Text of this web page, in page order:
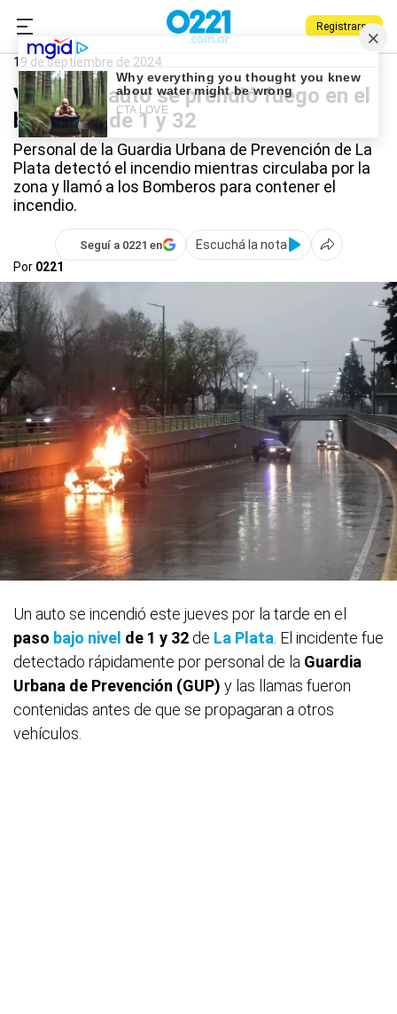
Registrarse
0221.com.ar
Bajo nivel
19 de septiembre de 2024
Video: un auto se prendió fuego en el
bajo nivel de 1 y 32
Personal de la Guardia Urbana de Prevención de La
Plata detectó el incendio mientras circulaba por la
zona y llamó a los Bomberos para contener el
incendio.
Seguí a 0221 en
Escuchá la nota
Por 0221
Un auto se incendió este jueves por la tarde en el
paso bajo nivel de 1 y 32 de La Plata . El incidente fue
detectado rápidamente por personal de la Guardia
Urbana de Prevención (GUP) y las llamas fueron
contenidas antes de que se propagaran a otros
vehículos.